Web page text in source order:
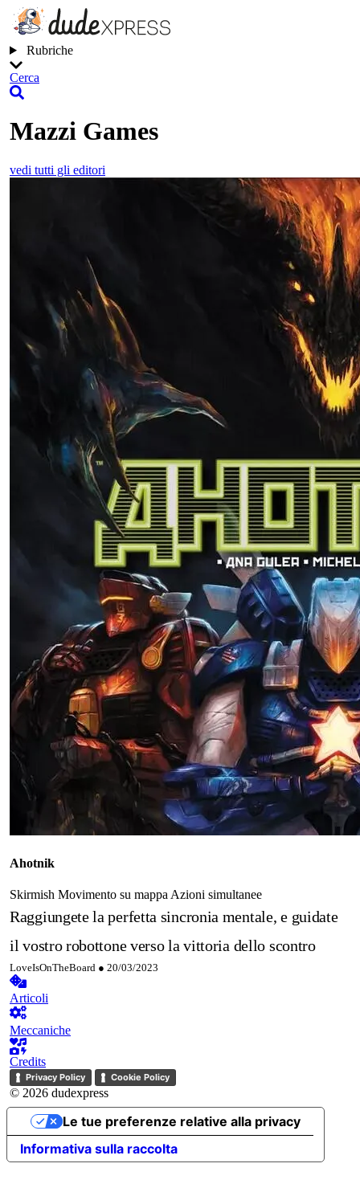
Rubriche
Cerca
Mazzi Games
vedi tutti gli editori
Ahotnik
Skirmish Movimento su mappa Azioni simultanee
Raggiungete la perfetta sincronia mentale, e guidate
il vostro robottone verso la vittoria dello scontro
LoveIsOnTheBoard ● 20/03/2023
Articoli
Meccaniche
Credits
Privacy Policy Cookie Policy
© 2026 dudexpress
Informativa sulla raccolta
Le tue preferenze relative alla privacy